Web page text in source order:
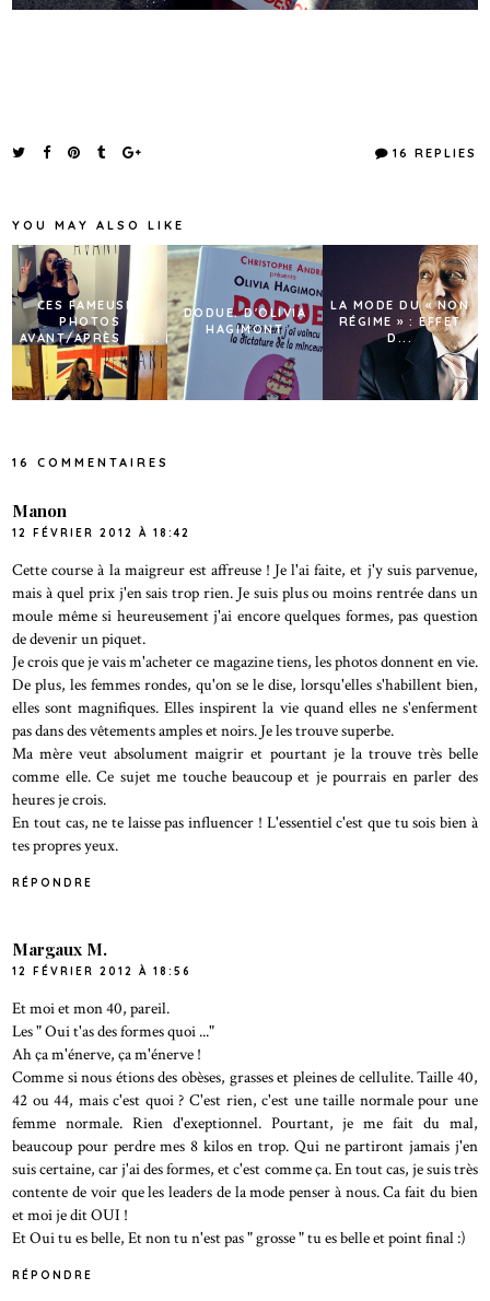
16 REPLIES
YOU MAY ALSO LIKE
CES FAMEUSES
PHOTOS
AVANT/APRÈS : R...
DODUE. D'OLIVIA
HAGIMONT
LA MODE DU « NON
RÉGIME » : EFFET
D...
16 COMMENTAIRES
Manon
12 FÉVRIER 2012 À 18:42
Cette course à la maigreur est affreuse ! Je l'ai faite, et j'y suis parvenue,
mais à quel prix j'en sais trop rien. Je suis plus ou moins rentrée dans un
moule même si heureusement j'ai encore quelques formes, pas question
de devenir un piquet.
Je crois que je vais m'acheter ce magazine tiens, les photos donnent en vie.
De plus, les femmes rondes, qu'on se le dise, lorsqu'elles s'habillent bien,
elles sont magnifiques. Elles inspirent la vie quand elles ne s'enferment
pas dans des vêtements amples et noirs. Je les trouve superbe.
Ma mère veut absolument maigrir et pourtant je la trouve très belle
comme elle. Ce sujet me touche beaucoup et je pourrais en parler des
heures je crois.
En tout cas, ne te laisse pas influencer ! L'essentiel c'est que tu sois bien à
tes propres yeux.
RÉPONDRE
Margaux M.
12 FÉVRIER 2012 À 18:56
Et moi et mon 40, pareil.
Les " Oui t'as des formes quoi ..."
Ah ça m'énerve, ça m'énerve !
Comme si nous étions des obèses, grasses et pleines de cellulite. Taille 40,
42 ou 44, mais c'est quoi ? C'est rien, c'est une taille normale pour une
femme normale. Rien d'exeptionnel. Pourtant, je me fait du mal,
beaucoup pour perdre mes 8 kilos en trop. Qui ne partiront jamais j'en
suis certaine, car j'ai des formes, et c'est comme ça. En tout cas, je suis très
contente de voir que les leaders de la mode penser à nous. Ca fait du bien
et moi je dit OUI !
Et Oui tu es belle, Et non tu n'est pas " grosse " tu es belle et point final :)
RÉPONDRE